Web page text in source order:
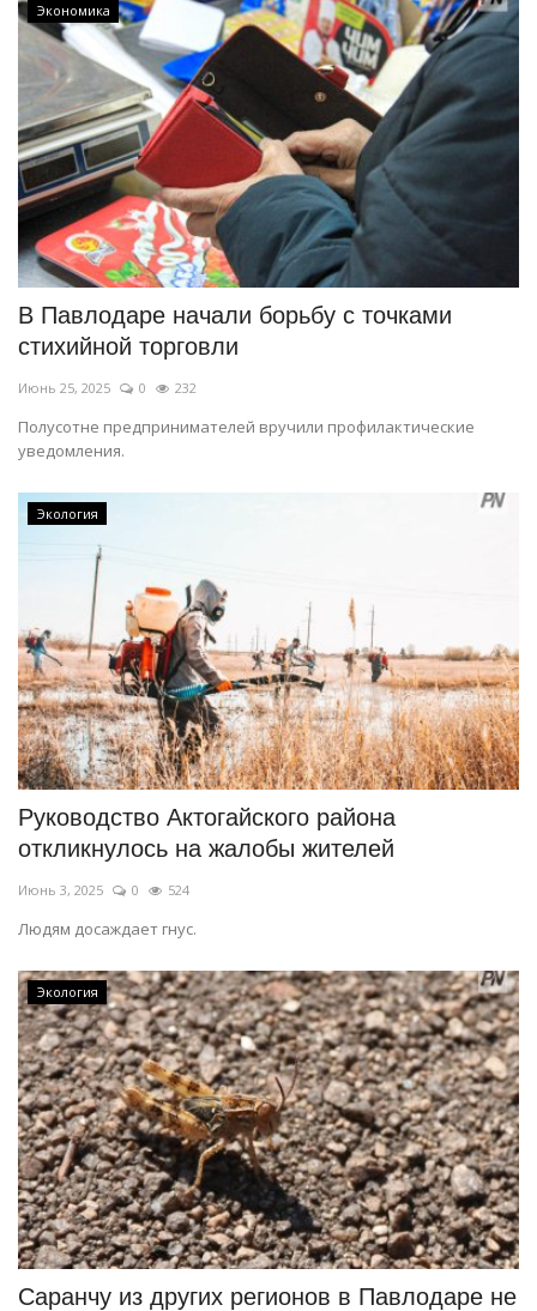
Экономика
В Павлодаре начали борьбу с точками
стихийной торговли
Июнь 25, 2025 0 232
Полусотне предпринимателей вручили профилактические
уведомления.
Экология
Руководство Актогайского района
откликнулось на жалобы жителей
Июнь 3, 2025 0 524
Людям досаждает гнус.
Экология
Саранчу из других регионов в Павлодаре не